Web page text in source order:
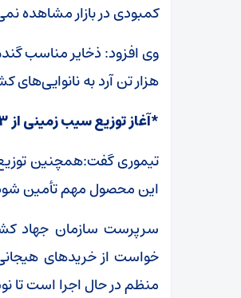
کمبودی در بازار مشاهده
وی افزود: ذخایر مناسب
هزار تن آرد به
*آغاز توزیع سیب زمینی از ۱۳ اسفند
این محصول مهم تأمین
سرپرست سازمان جهاد
خواست از خریدهای
منظم در حال اجرا است تا